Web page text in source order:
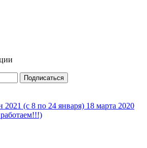
Подписаться
2021 (с 8 по 24 января) 18 марта 2020